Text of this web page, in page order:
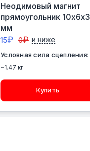
Неодимовый магнит
прямоугольник 10х6х3
мм
15₽ 0₽ и ниже
Условная сила сцепления:
~1.47 кг
Купить